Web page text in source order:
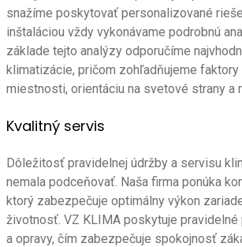
snažíme poskytovať personalizované
inštaláciou vždy vykonávame podrobnú
základe tejto analýzy odporučíme
klimatizácie, pričom zohľadňujeme
miestnosti, orientáciu na svetové strany a
Kvalitný servis
Dôležitosť pravidelnej údržby a servisu
nemala podceňovať. Naša firma ponúka
ktorý zabezpečuje optimálny výkon
životnosť. VZ KLIMA poskytuje pravidelné
a opravy, čím zabezpečuje spokojnosť